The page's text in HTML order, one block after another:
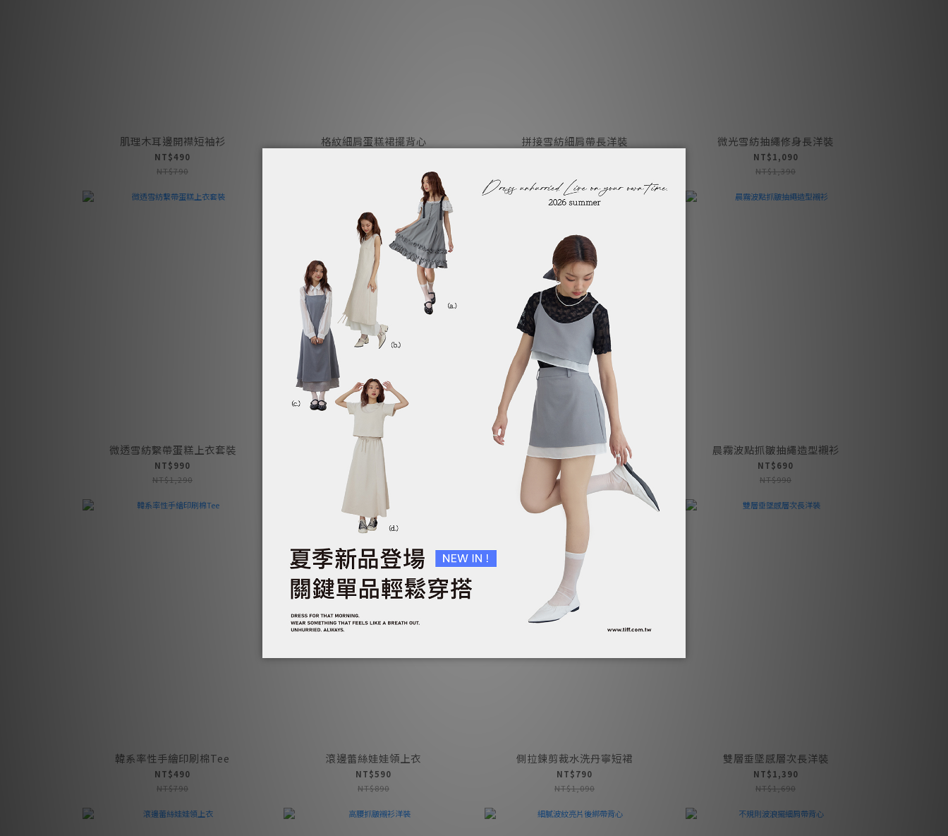
肌理木耳邊開襟短袖衫
NT$490
NT$790
格紋細肩蛋糕裙擺背心 拼接雪紡細肩帶長洋裝 微光雪紡抽繩修身長洋裝
NT$1,090
NT$1,390
微透雪紡繫帶蛋糕上衣套裝
NT$990
NT$1,290
雙層垂墜感層次長洋裝
NT$1,390
NT$1,690
輕法式綁帶長洋裝
NT$1,290
NT$1,590
晨霧波點抓皺抽繩造型襯衫
NT$690
NT$990
韓系率性手繪印刷棉Tee
NT$490
NT$790
滾邊蕾絲娃娃領上衣
NT$590
NT$890
側拉鍊剪裁水洗丹寧短裙
NT$790
NT$1,090
雙層垂墜感層次長洋裝
NT$1,390
NT$1,690